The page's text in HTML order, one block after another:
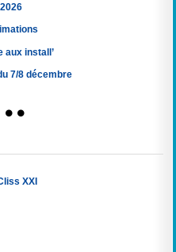
aux install’
7/8 décembre
4 5
XXI